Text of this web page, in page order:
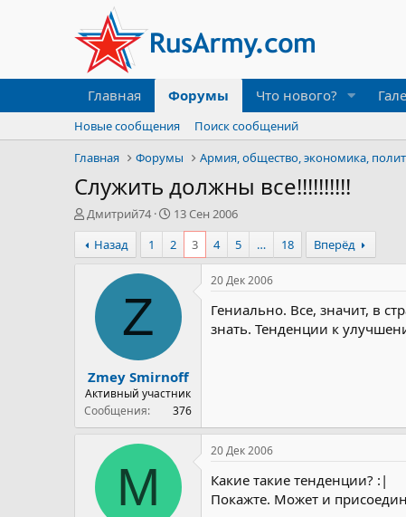
Главная Форумы Что нового?
Новые сообщения
Поиск сообщений
Главная
Форумы Армия, общество, экономика,
Служить должны все!!!!!!!!!!
А
в
т
о
Дмитрий74
Д
а
т
а
а
л
13 Сен 2006
Назад
1 2 3 4 5 … 18 Вперёд
Z
Zmey Smirnoff
Активный участник
Сообщения
376
20 Дек 2006
Гениально. Все, значит, в
знать. Тенденции к
М
20 Дек 2006
Какие такие тенденции? :|
Покажте. Может и